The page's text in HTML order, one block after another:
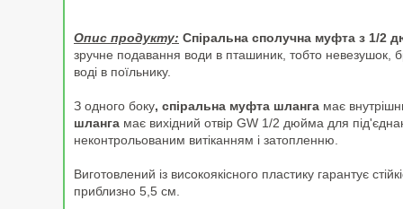
Опис продукту: Спіральна сполучна муфта з 1/2
зручне подавання води в пташиник, тобто невезушок,
воді в поїльнику.
З одного боку, спіральна муфта шланга має
шланга має вихідний отвір GW 1/2 дюйма для
неконтрольованим витіканням і затопленню.
Виготовлений із високоякісного пластику гарантує
приблизно 5,5 см.